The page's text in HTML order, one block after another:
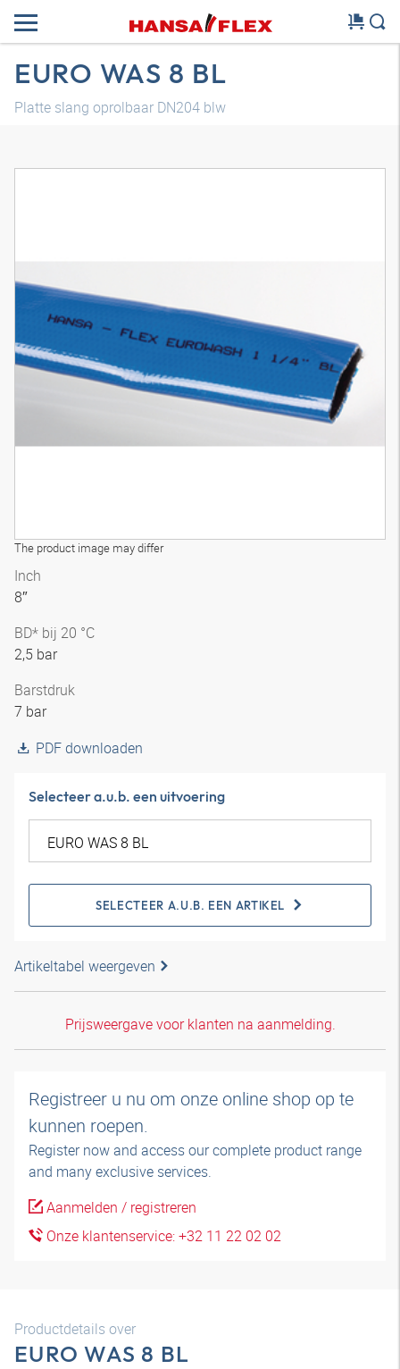
EURO WAS 8 BL
Platte slang oprolbaar DN204 blw
The product image may differ
Inch
8″
BD* bij 20 °C
2,5 bar
Barstdruk
7 bar
PDF downloaden
Selecteer a.u.b. een uitvoering
SELECTEER A.U.B. EEN ARTIKEL
Artikeltabel weergeven
Prijsweergave voor klanten na aanmelding.
Registreer u nu om onze online shop op te
kunnen roepen.
Register now and access our complete product range
and many exclusive services.
Aanmelden / registreren
Onze klantenservice: +32 11 22 02 02
Productdetails over
EURO WAS 8 BL